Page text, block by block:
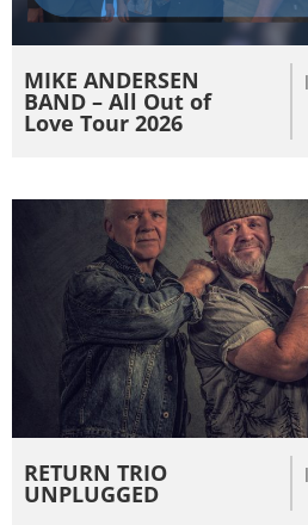
MIKE ANDERSEN
BAND – All Out of
Love Tour 2026
RETURN TRIO
UNPLUGGED